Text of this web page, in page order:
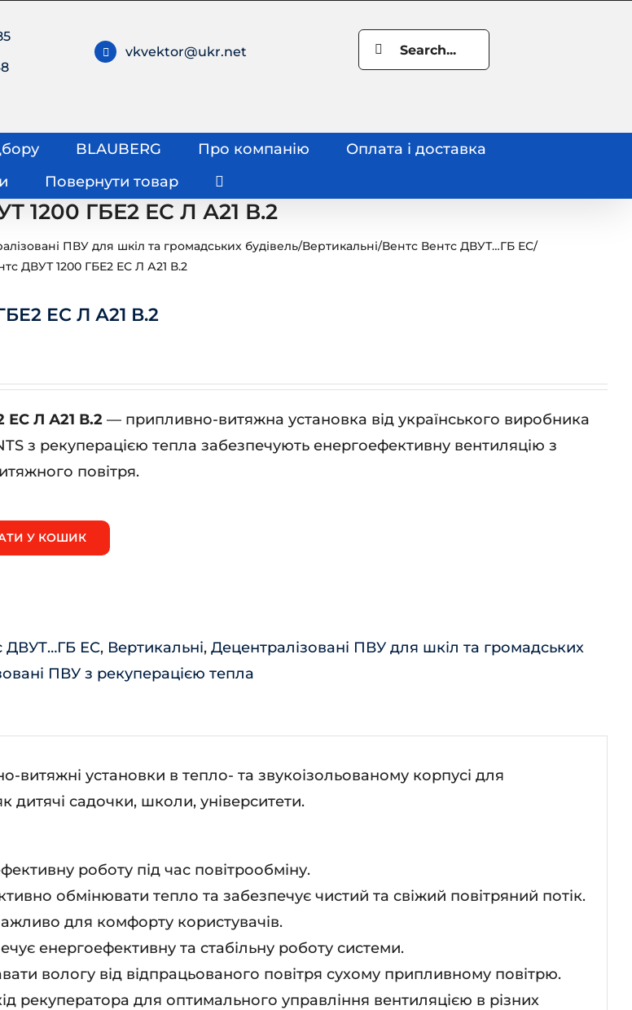
vkvektor@ukr.net
Search
for:
BLAUBERG Про компанію
Оплата і доставка
Повернути товар
1200 ГБЕ2 ЕС Л А21 В.2
ПВУ для шкіл та громадських будівель/Вертикальні/Вентс Вентс ДВУТ…ГБ ЕС/
ДВУТ 1200 ГБЕ2 ЕС Л А21 В.2
ЕС Л А21 В.2
ЕС Л А21 В.2 — припливно-витяжна установка від українського виробника
з рекуперацією тепла забезпечують енергоефективну вентиляцію з
повітря.
У КОШИК
ДВУТ…ГБ ЕС, Вертикальні, Децентралізовані ПВУ для шкіл та громадських
ПВУ з рекуперацією тепла
витяжні установки в тепло- та звукоізольованому корпусі для
дитячі садочки, школи, університети.
роботу під час повітрообміну.
обмінювати тепло та забезпечує чистий та свіжий повітряний потік.
для комфорту користувачів.
енергоефективну та стабільну роботу системи.
вологу від відпрацьованого повітря сухому припливному повітрю.
рекуператора для оптимального управління вентиляцією в різних